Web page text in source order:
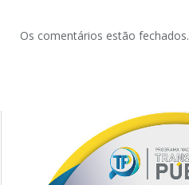
Os comentários estão fechados.